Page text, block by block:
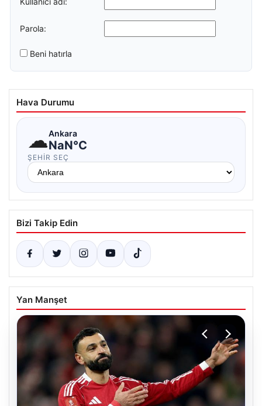
Parola:
Beni hatırla
Hava Durumu
☁Ankara
NaN°C
ŞEHIR SEÇ
Bizi Takip Edin
Yan Manşet